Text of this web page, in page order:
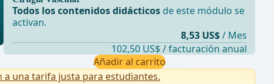
Todos los contenidos didácticosde este módulo se
activan.
8,53 US$ / Mes
102,50 US$ / facturación anual
Añadir al carrito
una tarifa justa para estudiantes.